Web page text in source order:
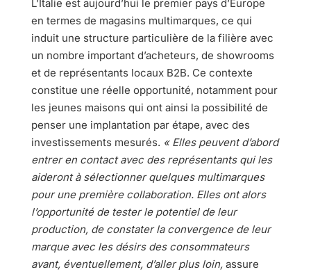
L’Italie est aujourd’hui le premier pays d’Europe
en termes de magasins multimarques, ce qui
induit une structure particulière de la filière avec
un nombre important d’acheteurs, de showrooms
et de représentants locaux B2B. Ce contexte
constitue une réelle opportunité, notamment pour
les jeunes maisons qui ont ainsi la possibilité de
penser une implantation par étape, avec des
investissements mesurés. « Elles peuvent d’abord
entrer en contact avec des représentants qui les
aideront à sélectionner quelques multimarques
pour une première collaboration. Elles ont alors
l’opportunité de tester le potentiel de leur
production, de constater la convergence de leur
marque avec les désirs des consommateurs
avant, éventuellement, d’aller plus loin,assure